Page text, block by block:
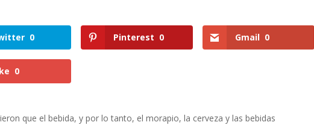
0 Pinterest 0 Gmail 0
0
que el bebida, y por lo tanto, el morapio, la cerveza y las bebidas